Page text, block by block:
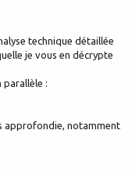
technique détaillée
je vous en décrypte
parallèle :
approfondie, notamment